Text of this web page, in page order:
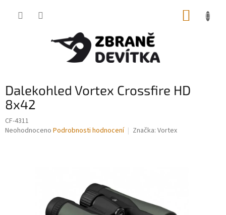
Dalekohled Vortex Crossfire HD
8x42
CF-4311
Průměrné
Neohodnoceno Podrobnosti hodnocení Značka: Vortex